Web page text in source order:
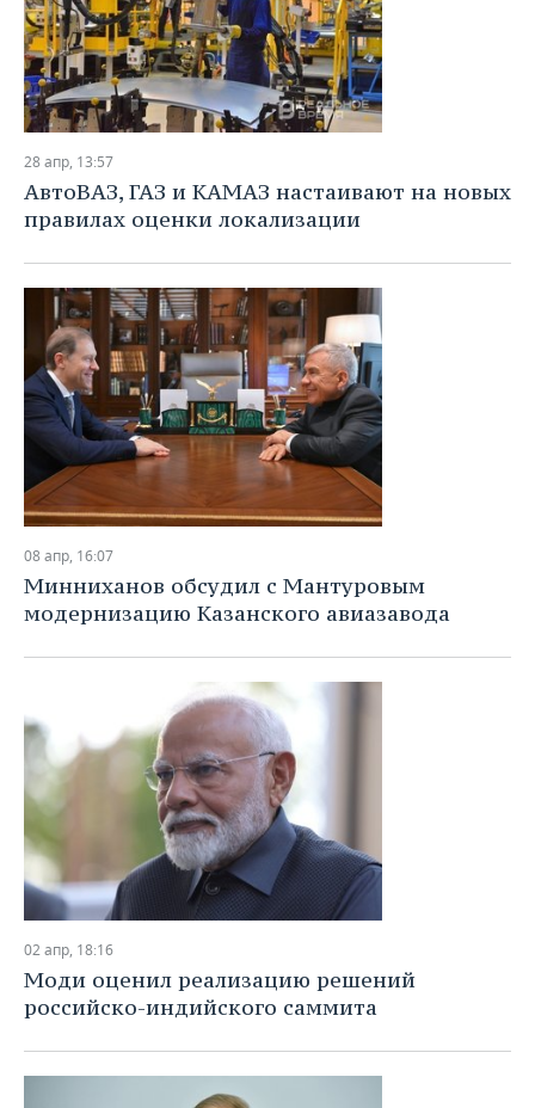
28 апр, 13:57
АвтоВАЗ, ГАЗ и КАМАЗ настаивают на новых
правилах оценки локализации
08 апр, 16:07
Минниханов обсудил с Мантуровым
модернизацию Казанского авиазавода
02 апр, 18:16
Моди оценил реализацию решений
российско-индийского саммита